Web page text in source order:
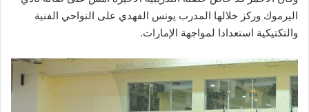
اليرموك وركز خلالها المدرب يونس الفهدي على النواحي الفنية
والتكتيكية استعدادا لمواجهة الإمارات.